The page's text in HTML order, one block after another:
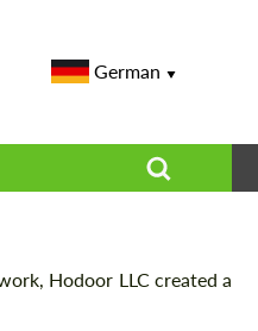
German
Hodoor LLC created a